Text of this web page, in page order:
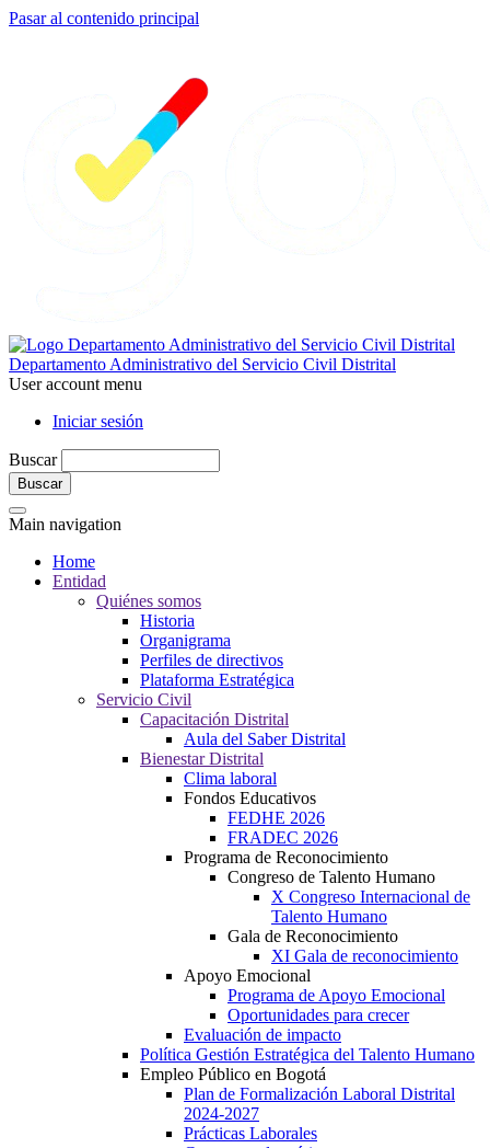
Pasar al contenido principal
Departamento Administrativo del Servicio Civil Distrital
User account menu
Iniciar sesión
Buscar
Main navigation
Home
Entidad
Quiénes somos
Historia
Organigrama
Perfiles de directivos
Plataforma Estratégica
Servicio Civil
Capacitación Distrital
Aula del Saber Distrital
Bienestar Distrital
Clima laboral
Fondos Educativos
FEDHE 2026
FRADEC 2026
Programa de Reconocimiento
Congreso de Talento Humano
X Congreso Internacional de
Talento Humano
Gala de Reconocimiento
XI Gala de reconocimiento
Apoyo Emocional
Programa de Apoyo Emocional
Oportunidades para crecer
Evaluación de impacto
Política Gestión Estratégica del Talento Humano
Empleo Público en Bogotá
Plan de Formalización Laboral Distrital
2024-2027
Prácticas Laborales